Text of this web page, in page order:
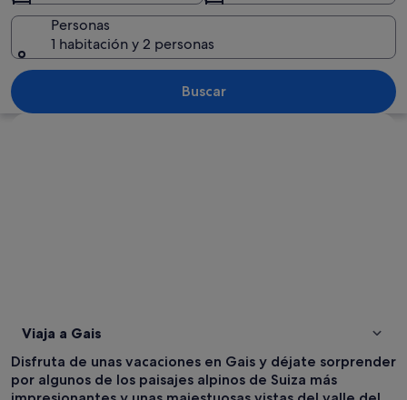
Un pintoresco pueblo ubicado en
Personas
1 habitación y 2 personas
Buscar
Viaja a Gais
Disfruta de unas vacaciones en Gais y déjate sorprender
por algunos de los paisajes alpinos de Suiza más